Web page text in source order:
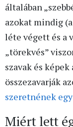
általában
azokat mindig
léte végett és a
„törekvés”
szavak és
összezavarják
szeretnének
Miért lett